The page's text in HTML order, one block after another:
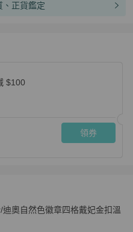
、正貨鑑定
$100
領券
票 Dior/迪奧淺奶茶色徽章四
奧自然色徽章四格戴妃金扣溫